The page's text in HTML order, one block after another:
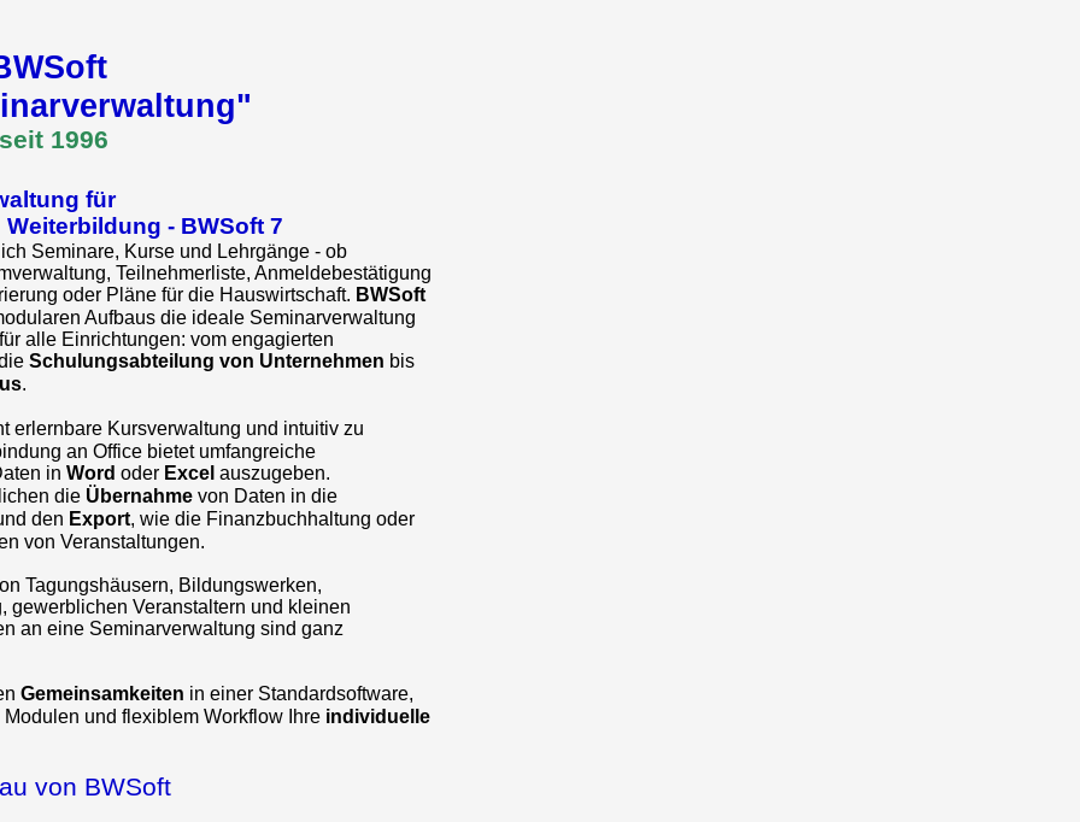
für
- BWSoft 7
Seminare, Kurse und Lehrgänge - ob
Teilnehmerliste, Anmeldebestätigung
oder Pläne für die Hauswirtschaft. BWSoft
Aufbaus die ideale Seminarverwaltung
alle Einrichtungen: vom engagierten
Schulungsabteilung von Unternehmen bis
.
erlernbare Kursverwaltung und intuitiv zu
an Office bietet umfangreiche
in Word oder Excel auszugeben.
die Übernahme von Daten in die
den Export, wie die Finanzbuchhaltung oder
von Veranstaltungen.
Tagungshäusern, Bildungswerken,
gewerblichen Veranstaltern und kleinen
an eine Seminarverwaltung sind ganz
Gemeinsamkeiten in einer Standardsoftware,
und flexiblem Workflow Ihre individuelle
von BWSoft
1996